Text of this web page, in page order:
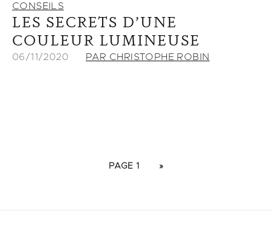
CONSEILS
LES SECRETS D’UNE
COULEUR LUMINEUSE
06/11/2020 PAR CHRISTOPHE ROBIN
PAGE 1 »